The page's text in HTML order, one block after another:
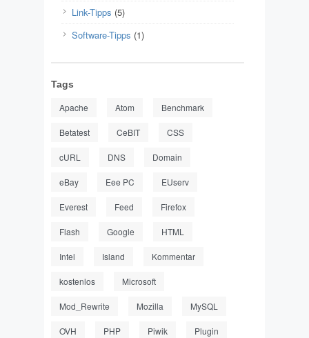
Link-Tipps (5)
Software-Tipps (1)
Tags
Apache Atom Benchmark
Betatest CeBIT CSS
cURL DNS Domain
eBay Eee PC EUserv
Everest Feed Firefox
Flash Google HTML
Intel Island Kommentar
kostenlos Microsoft
Mod_Rewrite Mozilla MySQL
OVH PHP Piwik Plugin